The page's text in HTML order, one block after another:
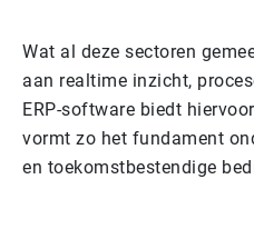
Wat al deze sectoren
aan realtime inzicht,
ERP-software biedt
vormt zo het fundament
en toekomstbestendige